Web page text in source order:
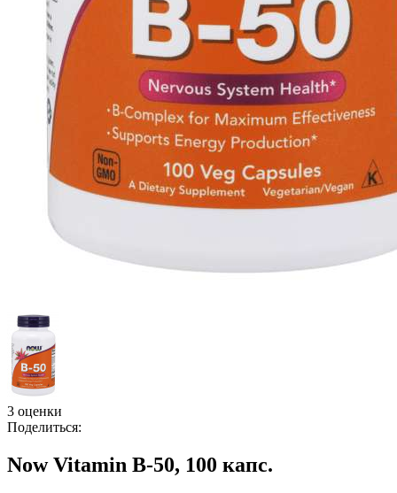
3 оценки
Поделиться:
Now Vitamin B-50, 100 капс.